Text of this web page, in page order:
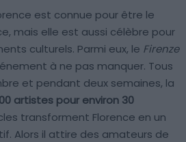
est connue pour être le
mais elle est aussi célèbre pour
culturels. Parmi eux, le Firenze
à ne pas manquer. Tous
et pendant deux semaines, la
artistes pour environ 30
transforment Florence en un
Alors il attire des amateurs de